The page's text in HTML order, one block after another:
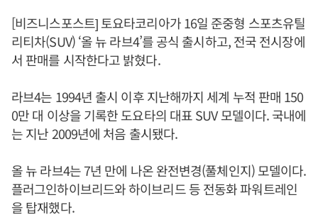
[비즈니스포스트] 토요타코리아가 16일 준중형 스포츠유틸
리티차(SUV) ‘올 뉴 라브4’를 공식 출시하고, 전국 전시장에
서 판매를 시작한다고 밝혔다.
라브4는 1994년 출시 이후 지난해까지 세계 누적 판매 150
0만 대 이상을 기록한 도요타의 대표 SUV 모델이다. 국내에
는 지난 2009년에 처음 출시됐다.
올 뉴 라브4는 7년 만에 나온 완전변경(풀체인지) 모델이다.
플러그인하이브리드와 하이브리드 등 전동화 파워트레인
을 탑재했다.